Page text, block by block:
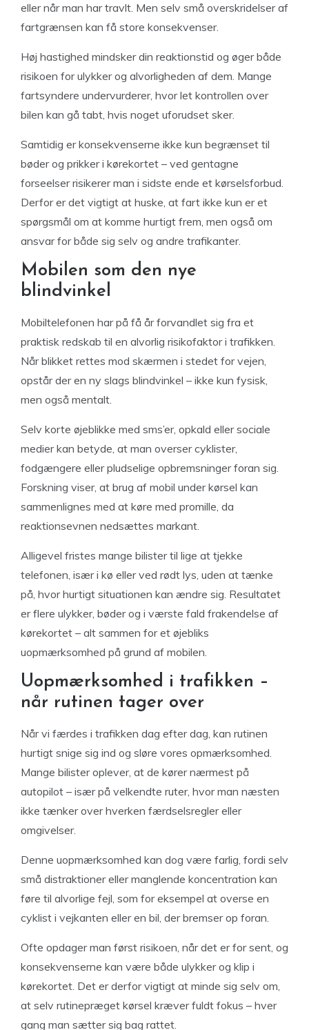
eller når man har travlt. Men selv små overskridelser af
fartgrænsen kan få store konsekvenser.
Høj hastighed mindsker din reaktionstid og øger både
risikoen for ulykker og alvorligheden af dem. Mange
fartsyndere undervurderer, hvor let kontrollen over
bilen kan gå tabt, hvis noget uforudset sker.
Samtidig er konsekvenserne ikke kun begrænset til
bøder og prikker i kørekortet – ved gentagne
forseelser risikerer man i sidste ende et kørselsforbud.
Derfor er det vigtigt at huske, at fart ikke kun er et
spørgsmål om at komme hurtigt frem, men også om
ansvar for både sig selv og andre trafikanter.
Mobilen som den nye
blindvinkel
Mobiltelefonen har på få år forvandlet sig fra et
praktisk redskab til en alvorlig risikofaktor i trafikken.
Når blikket rettes mod skærmen i stedet for vejen,
opstår der en ny slags blindvinkel – ikke kun fysisk,
men også mentalt.
Selv korte øjeblikke med sms’er, opkald eller sociale
medier kan betyde, at man overser cyklister,
fodgængere eller pludselige opbremsninger foran sig.
Forskning viser, at brug af mobil under kørsel kan
sammenlignes med at køre med promille, da
reaktionsevnen nedsættes markant.
Alligevel fristes mange bilister til lige at tjekke
telefonen, især i kø eller ved rødt lys, uden at tænke
på, hvor hurtigt situationen kan ændre sig. Resultatet
er flere ulykker, bøder og i værste fald frakendelse af
kørekortet – alt sammen for et øjebliks
uopmærksomhed på grund af mobilen.
Uopmærksomhed i trafikken –
når rutinen tager over
Når vi færdes i trafikken dag efter dag, kan rutinen
hurtigt snige sig ind og sløre vores opmærksomhed.
Mange bilister oplever, at de kører nærmest på
autopilot – især på velkendte ruter, hvor man næsten
ikke tænker over hverken færdselsregler eller
omgivelser.
Denne uopmærksomhed kan dog være farlig, fordi selv
små distraktioner eller manglende koncentration kan
føre til alvorlige fejl, som for eksempel at overse en
cyklist i vejkanten eller en bil, der bremser op foran.
Ofte opdager man først risikoen, når det er for sent, og
konsekvenserne kan være både ulykker og klip i
kørekortet. Det er derfor vigtigt at minde sig selv om,
at selv rutinepræget kørsel kræver fuldt fokus – hver
gang man sætter sig bag rattet.